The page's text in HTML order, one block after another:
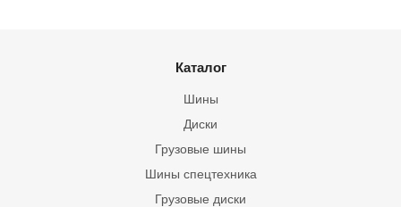
Каталог
Шины
Грузовые шины
Шины спецтехника
Диски
Грузовые диски